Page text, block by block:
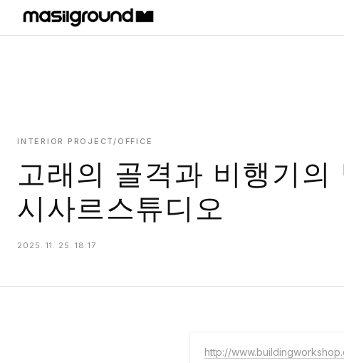
HOME
PLANS
INDEX
MASILWIDE
INTERIOR PROJECT/OFFICE
고래의 골격과 비행기
시사르스튜디오
2025. 11. 25. 18:17
http://